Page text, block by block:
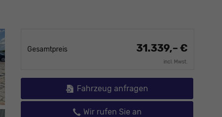
Gesamtpreis 31.339,– €
incl. Mwst.
Fahrzeug anfragen
Wir rufen Sie an